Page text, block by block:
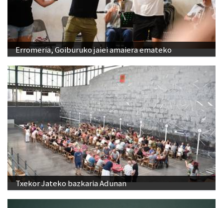
Erromeria, Goiburuko jaiei amaiera emateko
Txekor Jateko bazkaria Adunan